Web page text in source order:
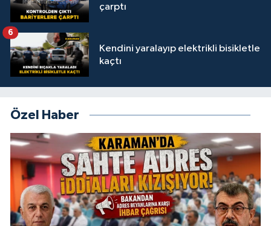
çarptı
Kendini yaralayıp elektrikli bisikletle
kaçtı
6
Özel Haber